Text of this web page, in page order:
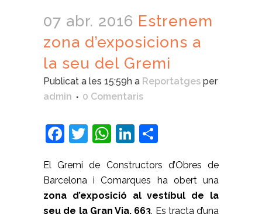
07 abr. 2016 Estrenem
zona d’exposicions a
la seu del Gremi
Publicat a les 15:59h a Reportatges per
admin
0 Comentaris
Facebook
Twitter
WhatsApp
LinkedIn
El Gremi de Constructors d’Obres de
Barcelona i Comarques ha obert una
zona d’exposició al vestíbul de la
seu de la Gran Via, 663. Es tracta d’una